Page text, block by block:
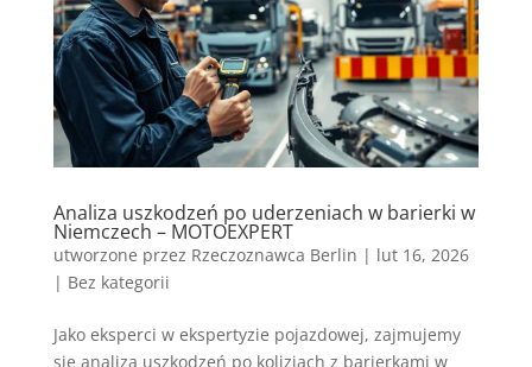
Analiza uszkodzeń po uderzeniach w barierki w
Niemczech – MOTOEXPERT
utworzone przez Rzeczoznawca Berlin | lut 16, 2026
| Bez kategorii
Jako eksperci w ekspertyzie pojazdowej, zajmujemy
się analizą uszkodzeń po kolizjach z barierkami w